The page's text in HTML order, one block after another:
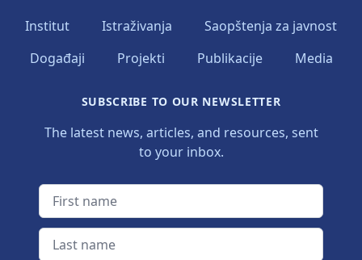
Institut Istraživanja
Saopštenja za javnost
Događaji
Projekti Publikacije Media
SUBSCRIBE TO OUR NEWSLETTER
The latest news, articles, and resources, sent
to your inbox.
First name
Last name